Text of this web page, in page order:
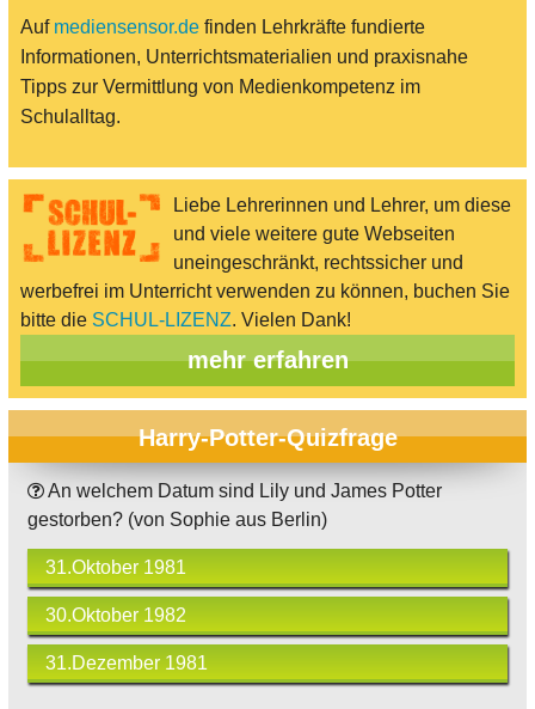
Auf mediensensor.de finden Lehrkräfte fundierte
Informationen, Unterrichtsmaterialien und praxisnahe
Tipps zur Vermittlung von Medienkompetenz im
Schulalltag.
Liebe Lehrerinnen und Lehrer, um diese
und viele weitere gute Webseiten
uneingeschränkt, rechtssicher und
werbefrei im Unterricht verwenden zu können, buchen Sie
bitte die SCHUL-LIZENZ. Vielen Dank!
mehr erfahren
Harry-Potter-Quizfrage
An welchem Datum sind Lily und James Potter
gestorben? (von Sophie aus Berlin)
31.Oktober 1981
30.Oktober 1982
31.Dezember 1981